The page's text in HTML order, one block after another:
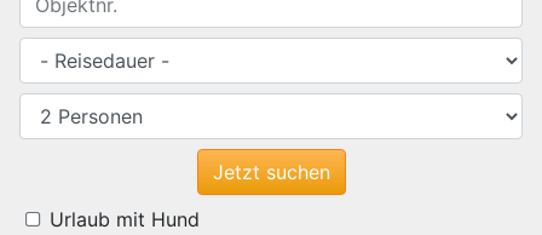
Urlaub mit Hund